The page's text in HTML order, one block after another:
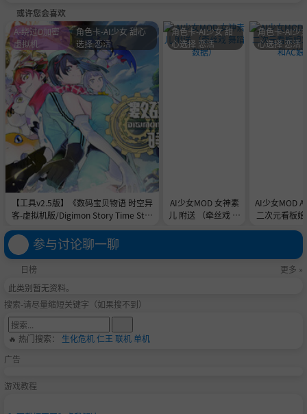
或许您会喜欢
【工具v2.5版】《数码宝贝物语 时空异
客-虚拟机版/Digimon Story Time Stra
官中免安装-简中31.1GB
A-绕过D加密
虚拟机
角色卡-AI少女 甜心
选择 恋活
AI少女MOD 女神素
儿 附送 （牵丝戏 舞
角色卡-AI少女 甜
心选择 恋活
AI少女MOD A
二次元看板
角色卡-AI少
心选择 恋活
参与讨论聊一聊
日榜
更多 »
此类别暂无资料。
搜索-请尽量缩短关键字（如果搜不到）
🔥 热门搜索： 生化危机仁王 联机单机
广告
游戏教程